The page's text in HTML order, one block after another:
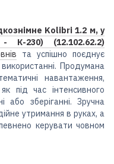
Kolibri 1.2 м, у
К-230) (12.102.62.2)
та успішно поєднує
використанні. Продумана
навантаження,
під час інтенсивного
або зберіганні. Зручна
утримання в руках, а
керувати човном